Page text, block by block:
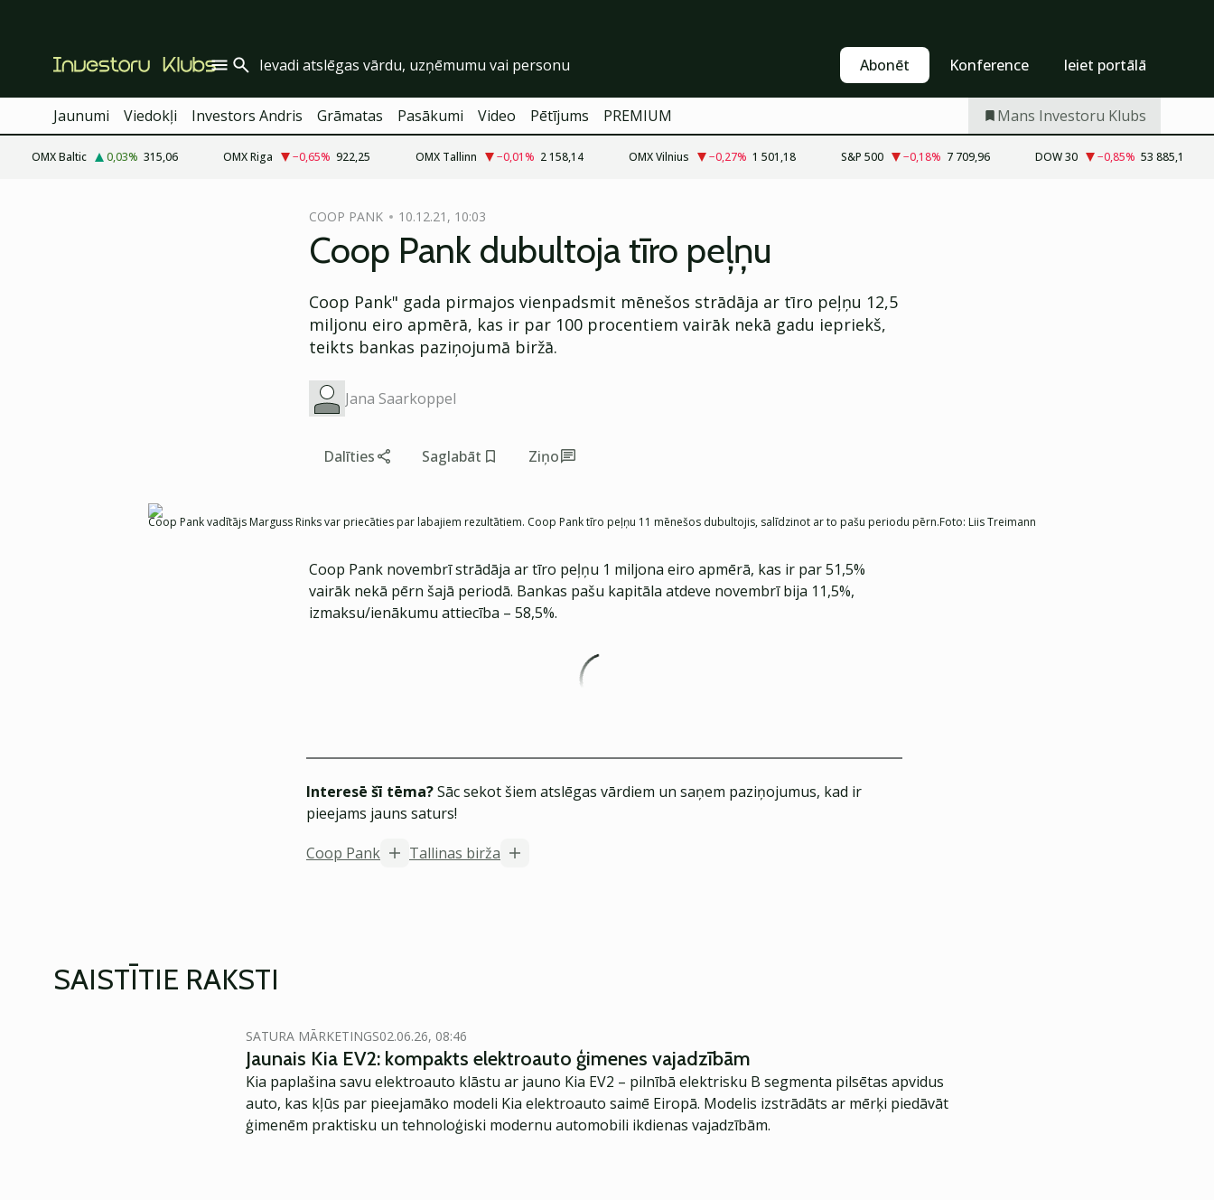
Abonēt Konference Ieiet portālā
Jaunumi Viedokļi Investors Andris Grāmatas Pasākumi Video Pētījums PREMIUM Mans Investoru Klubs
OMX Baltic 0,03% 315,06 OMX Riga −0,65% 922,25 OMX Tallinn −0,01% 2 158,14 OMX Vilnius −0,27% 1 501,18 S&P 500 −0,18% 7 709,96 DOW 30 −0,85% 53 885,1
COOP PANK 10.12.21, 10:03
Coop Pank dubultoja tīro peļņu
Coop Pank" gada pirmajos vienpadsmit mēnešos strādāja ar tīro peļņu 12,5
miljonu eiro apmērā, kas ir par 100 procentiem vairāk nekā gadu iepriekš,
teikts bankas paziņojumā biržā.
Jana Saarkoppel
Dalīties Saglabāt Ziņo
Coop Pank vadītājs Marguss Rinks var priecāties par labajiem rezultātiem. Coop Pank tīro peļņu 11 mēnešos dubultojis, salīdzinot ar to pašu periodu pērn.Foto: Liis Treimann
Coop Pank novembrī strādāja ar tīro peļņu 1 miljona eiro apmērā, kas ir par 51,5%
vairāk nekā pērn šajā periodā. Bankas pašu kapitāla atdeve novembrī bija 11,5%,
izmaksu/ienākumu attiecība – 58,5%.
Interesē šī tēma?Sāc sekot šiem atslēgas vārdiem un saņem paziņojumus, kad ir
pieejams jauns saturs!
Coop Pank
Tallinas birža
SAISTĪTIE RAKSTI
SATURA MĀRKETINGS02.06.26, 08:46
Jaunais Kia EV2: kompakts elektroauto ģimenes vajadzībām
Kia paplašina savu elektroauto klāstu ar jauno Kia EV2 – pilnībā elektrisku B segmenta pilsētas apvidus
auto, kas kļūs par pieejamāko modeli Kia elektroauto saimē Eiropā. Modelis izstrādāts ar mērķi piedāvāt
ģimenēm praktisku un tehnoloģiski modernu automobili ikdienas vajadzībām.